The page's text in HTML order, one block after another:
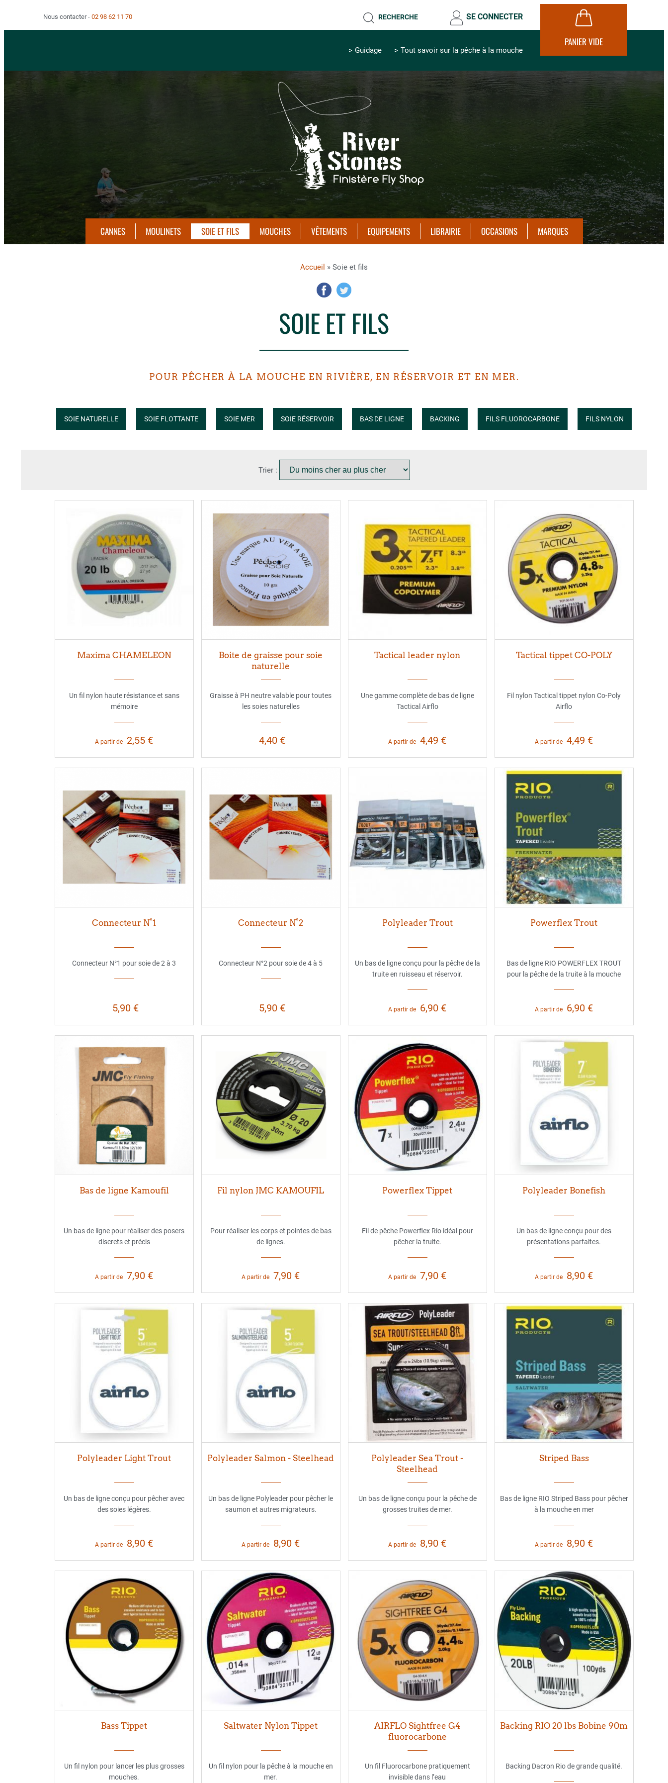
Nous contacter 02 98 62 11 70 RECHERCHE SE CONNECTER
PANIER VIDE
Guidage Tout savoir sur la pêche à la mouche
CANNES MOULINETS SOIE ET FILS MOUCHES VÊTEMENTS EQUIPEMENTS LIBRAIRIE OCCASIONS MARQUES
Accueil » Soie et fils
SOIE ET FILS
POUR PÊCHER À LA MOUCHE EN RIVIÈRE, EN RÉSERVOIR ET EN MER.
SOIE NATURELLE SOIE FLOTTANTE SOIE MER SOIE RÉSERVOIR BAS DE LIGNE BACKING FILS FLUOROCARBONE FILS NYLON
Trier :
Maxima CHAMELEON
Un fil nylon haute résistance et sans
mémoire
A partir de 2,55 €
Boite de graisse pour soie
naturelle
Graisse à PH neutre valable pour toutes
les soies naturelles
4,40 €
Tactical leader nylon
Une gamme complète de bas de ligne
Tactical Airflo
A partir de 4,49 €
Tactical tippet CO-POLY
Fil nylon Tactical tippet nylon Co-Poly
Airflo
A partir de 4,49 €
Connecteur N°1
Connecteur N°1 pour soie de 2 à 3
5,90 €
Connecteur N°2
Connecteur N°2 pour soie de 4 à 5
5,90 €
Polyleader Trout
Un bas de ligne conçu pour la pêche de la
truite en ruisseau et réservoir.
A partir de 6,90 €
Powerflex Trout
Bas de ligne RIO POWERFLEX TROUT
pour la pêche de la truite à la mouche
A partir de 6,90 €
Bas de ligne Kamoufil
Un bas de ligne pour réaliser des posers
discrets et précis
A partir de 7,90 €
Fil nylon JMC KAMOUFIL
Pour réaliser les corps et pointes de bas
de lignes.
A partir de 7,90 €
Powerflex Tippet
Fil de pêche Powerflex Rio idéal pour
pêcher la truite.
A partir de 7,90 €
Polyleader Bonefish
Un bas de ligne conçu pour des
présentations parfaites.
A partir de 8,90 €
Polyleader Light Trout
Un bas de ligne conçu pour pêcher avec
des soies légères.
A partir de 8,90 €
Polyleader Salmon - Steelhead
Un bas de ligne Polyleader pour pêcher le
saumon et autres migrateurs.
A partir de 8,90 €
Polyleader Sea Trout -
Steelhead
Un bas de ligne conçu pour la pêche de
grosses truites de mer.
A partir de 8,90 €
Striped Bass
Bas de ligne RIO Striped Bass pour pêcher
à la mouche en mer
A partir de 8,90 €
Bass Tippet
Un fil nylon pour lancer les plus grosses
mouches.
Saltwater Nylon Tippet
Un fil nylon pour la pêche à la mouche en
mer.
AIRFLO Sightfree G4
fluorocarbone
Un fil Fluorocarbone pratiquement
invisible dans l’eau
Backing RIO 20 lbs Bobine 90m
Backing Dacron Rio de grande qualité.